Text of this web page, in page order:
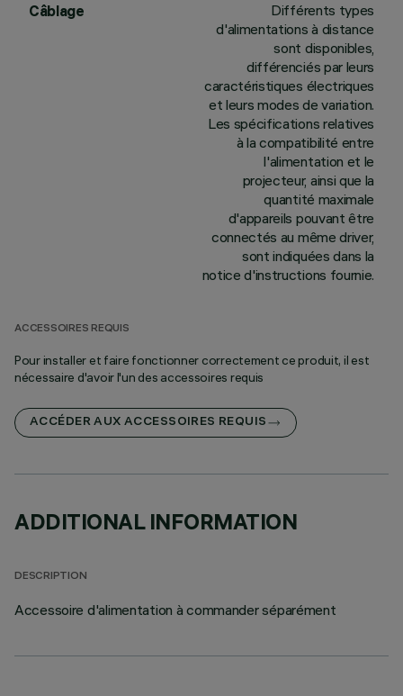
Câblage
Différents types
d'alimentations à distance
sont disponibles,
différenciés par leurs
caractéristiques électriques
et leurs modes de variation.
Les spécifications relatives
à la compatibilité entre
l'alimentation et le
projecteur, ainsi que la
quantité maximale
d'appareils pouvant être
connectés au même driver,
sont indiquées dans la
notice d'instructions fournie.
ACCESSOIRES REQUIS
Pour installer et faire fonctionner correctement ce produit, il est
nécessaire d'avoir l'un des accessoires requis
ACCÉDER AUX ACCESSOIRES REQUIS
ADDITIONAL INFORMATION
DESCRIPTION
Accessoire d'alimentation à commander séparément